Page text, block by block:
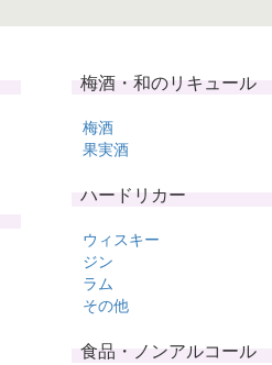
梅酒・和のリキュール
梅酒
果実酒
ハードリカー
ウィスキー
ジン
ラム
その他
食品・ノンアルコール